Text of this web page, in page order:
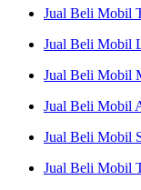
Jual Beli Mobil
Jual Beli Mobil
Jual Beli Mobil
Jual Beli Mobil
Jual Beli Mobil
Jual Beli Mobil